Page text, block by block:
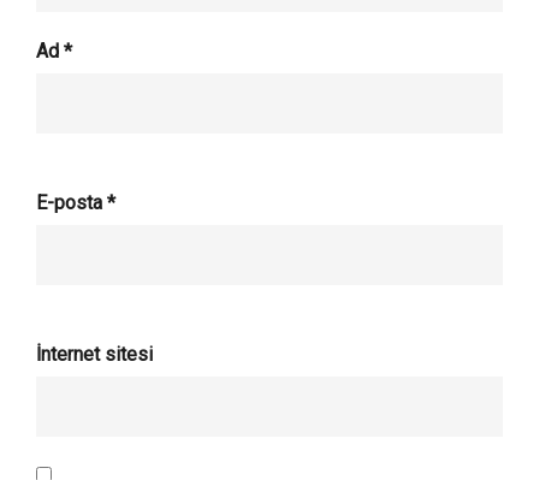
Ad *
E-posta *
İnternet sitesi